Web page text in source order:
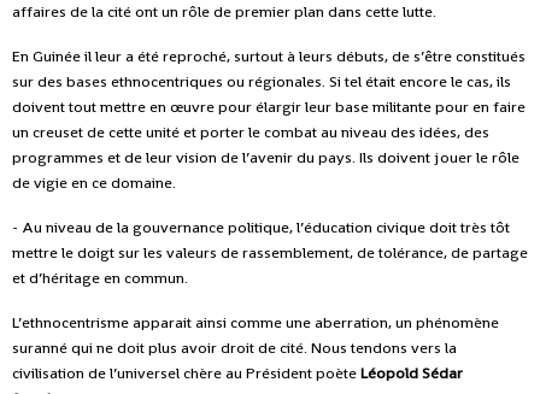
affaires de la cité ont un rôle de premier plan dans cette lutte.
En Guinée il leur a été reproché, surtout à leurs débuts, de s’être constitués
sur des bases ethnocentriques ou régionales. Si tel était encore le cas, ils
doivent tout mettre en œuvre pour élargir leur base militante pour en faire
un creuset de cette unité et porter le combat au niveau des idées, des
programmes et de leur vision de l’avenir du pays. Ils doivent jouer le rôle
de vigie en ce domaine.
- Au niveau de la gouvernance politique, l’éducation civique doit très tôt
mettre le doigt sur les valeurs de rassemblement, de tolérance, de partage
et d’héritage en commun.
L’ethnocentrisme apparait ainsi comme une aberration, un phénomène
suranné qui ne doit plus avoir droit de cité. Nous tendons vers la
civilisation de l’universel chère au Président poèteLéopold Sédar